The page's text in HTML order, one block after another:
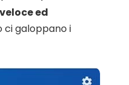
veloce ed
ci galoppano i